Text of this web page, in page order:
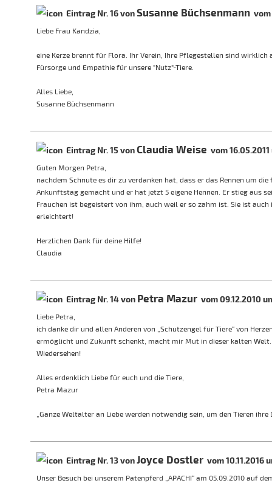
Eintrag Nr. 16 vonSusanne Büchsenmann vom
Liebe Frau Kandzia,
eine Kerze brennt für Flora. Ihr Verein, Ihre Pflegestellen sind
Fürsorge und Empathie für unsere "Nutz"-Tiere.
Alles Liebe,
Susanne Büchsenmann
Eintrag Nr. 15 vonClaudia Weise vom
Guten Morgen Petra,
nachdem Schnute es dir zu verdanken hat, dass er das Rennen um
Ankunftstag gemacht und er hat jetzt 5 eigene Hennen. Er stieg aus
Frauchen ist begeistert von ihm, auch weil er so zahm ist. Sie ist
erleichtert!
Herzlichen Dank für deine Hilfe!
Claudia
Eintrag Nr. 14 von Petra Mazur vom 09.12.2010
Liebe Petra,
ich danke dir und allen Anderen von „Schutzengel für Tiere“ von
ermöglicht und Zukunft schenkt, macht mir Mut in dieser kalten
Wiedersehen!
Alles erdenklich Liebe für euch und die Tiere,
Petra Mazur
„Ganze Weltalter an Liebe werden notwendig sein, um den Tieren
Eintrag Nr. 13 vonJoyce Dostler vom 10.11.2016
Unser Besuch bei unserem Patenpferd „APACHI“ am 05.09.2010 auf